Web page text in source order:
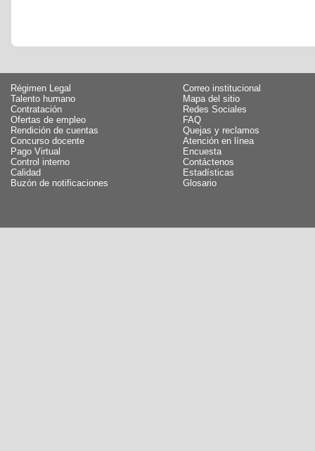
Régimen Legal
Talento humano
Contratación
Ofertas de empleo
Rendición de cuentas
Concurso docente
Pago Virtual
Control interno
Calidad
Buzón de notificaciones
Correo institucional
Mapa del sitio
Redes Sociales
FAQ
Quejas y reclamos
Atención en línea
Encuesta
Contáctenos
Estadísticas
Glosario